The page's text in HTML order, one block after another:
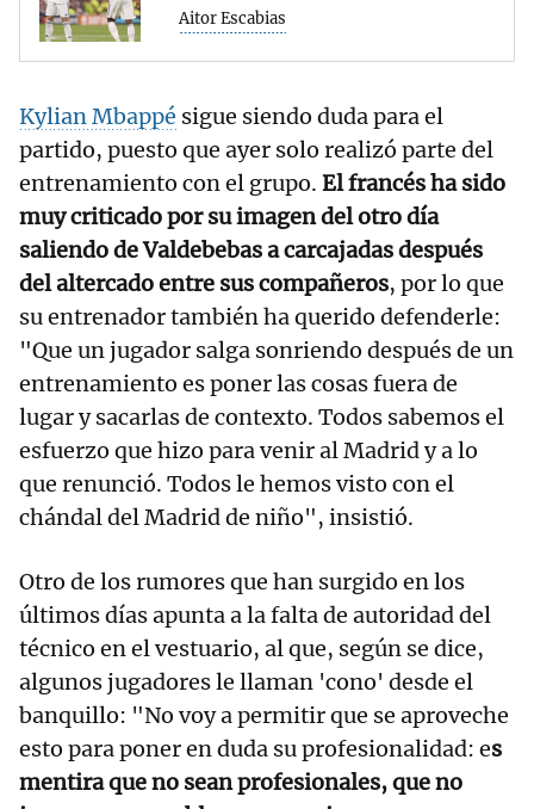
Aitor Escabias
Kylian Mbappé sigue siendo duda para el
partido, puesto que ayer solo realizó parte del
entrenamiento con el grupo. El francés ha sido
muy criticado por su imagen del otro día
saliendo de Valdebebas a carcajadas después
del altercado entre sus compañeros, por lo que
su entrenador también ha querido defenderle:
"Que un jugador salga sonriendo después de un
entrenamiento es poner las cosas fuera de
lugar y sacarlas de contexto. Todos sabemos el
esfuerzo que hizo para venir al Madrid y a lo
que renunció. Todos le hemos visto con el
chándal del Madrid de niño", insistió.
Otro de los rumores que han surgido en los
últimos días apunta a la falta de autoridad del
técnico en el vestuario, al que, según se dice,
algunos jugadores le llaman 'cono' desde el
banquillo: "No voy a permitir que se aproveche
esto para poner en duda su profesionalidad: es
mentira que no sean profesionales, que no